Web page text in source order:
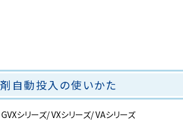
自動投入の使いかた
シリーズ/ VXシリーズ/ VAシリーズ